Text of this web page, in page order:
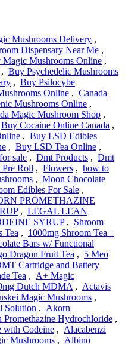
Mushrooms Delivery ,
Dispensary Near Me ,
Magic Mushrooms Online ,
, Buy Psychedelic Mushrooms
, Buy Psilocybe
Online , Canada
Mushrooms Online ,
Magic Mushroom Shop ,
Buy Cocaine Online Canada ,
, Buy LSD Edibles
, Buy LSD Tea Online ,
sale , Dmt Products , Dmt
Roll , Flowers , how to
, Moon Chocolate
Edibles For Sale ,
PROMETHAZINE
, LEGAL LEAN
SYRUP, Shroom
Tea , 1000mg Shroom Tea –
Bars w/ Functional
Dragon Fruit Tea , 5 Meo
Cartridge and Battery
Tea , A+ Magic
Dutch MDMA , Actavis
Magic Mushrooms ,
Solution , Akorn
Promethazine Hydrochloride ,
with Codeine , Alacabenzi
Mushrooms , Albino